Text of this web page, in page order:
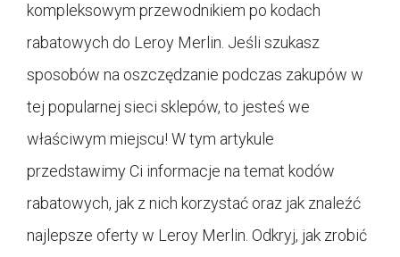
kompleksowym przewodnikiem po kodach
rabatowych do Leroy Merlin. Jeśli szukasz
sposobów na oszczędzanie podczas zakupów w
tej popularnej sieci sklepów, to jesteś we
właściwym miejscu! W tym artykule
przedstawimy Ci informacje na temat kodów
rabatowych, jak z nich korzystać oraz jak znaleźć
najlepsze oferty w Leroy Merlin. Odkryj, jak zrobić